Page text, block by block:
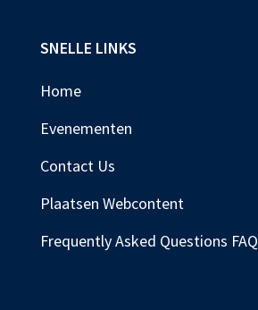
SNELLE LINKS
Home
Evenementen
Contact Us
Plaatsen Webcontent
Frequently Asked Questions FAQ